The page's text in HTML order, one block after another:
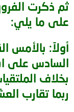
وهذه هي
ذكرها الشيخ
يجب أن تكون
لكني أرجو
الجهد والتعب
مسؤليته فإنه
ثم ذكرت
على ما يلي:
أولاً: بالأمس
السادس على
بخلاف
ربما تقارب